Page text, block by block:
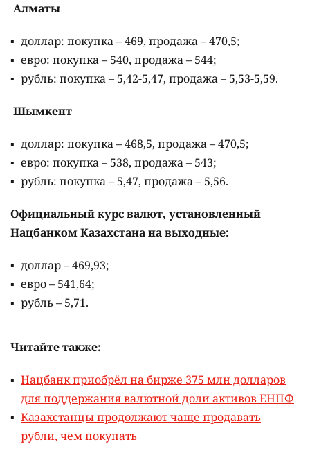
Алматы
доллар: покупка – 469, продажа – 470,5;
евро: покупка – 540, продажа – 544;
рубль: покупка – 5,42-5,47, продажа – 5,53-5,59.
Шымкент
доллар: покупка – 468,5, продажа – 470,5;
евро: покупка – 538, продажа – 543;
рубль: покупка – 5,47, продажа – 5,56.
Официальный курс валют, установленный
Нацбанком Казахстана на выходные:
доллар – 469,93;
евро – 541,64;
рубль – 5,71.
Читайте также:
Нацбанк приобрёл на бирже 375 млн долларов
для поддержания валютной доли активов ЕНПФ
Казахстанцы продолжают чаще продавать
рубли, чем покупать